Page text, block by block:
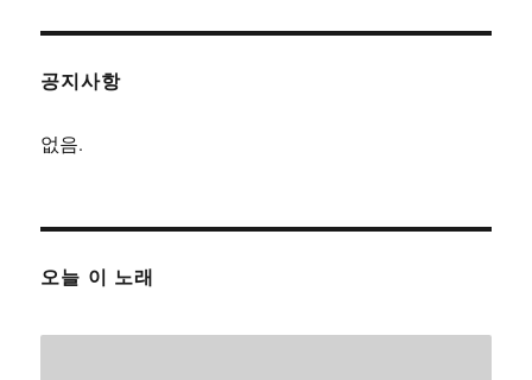
공지사항
없음.
오늘 이 노래